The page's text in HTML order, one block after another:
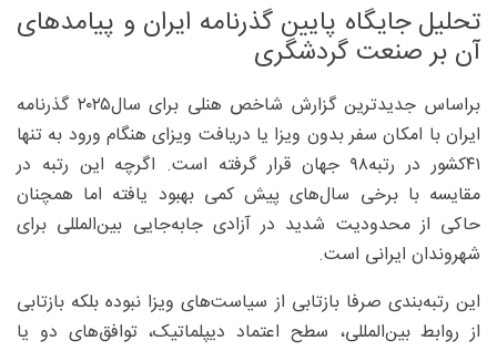
تحلیل جایگاه پایین گذرنامه ایران و پیامدهای
آن بر صنعت گردشگری
براساس جدیدترین گزارش شاخص هنلی برای سال‌۲۰۲۵ گذرنامه
ایران با امکان سفر بدون ویزا یا ‌دریافت ویزای هنگام ورود به تنها
۴۱کشور در رتبه‌۹۸ جهان قرار گرفته است. اگرچه این رتبه در
مقایسه با برخی سال‌های پیش کمی بهبود یافته اما همچنان
حاکی از محدودیت شدید در آزادی جابه‌جایی بین‌المللی برای
شهروندان ایرانی است.
این رتبه‌بندی صرفا بازتابی از سیاست‌های ویزا نبوده بلکه بازتابی
از روابط بین‌المللی، سطح اعتماد دیپلماتیک، توافق‌های دو یا